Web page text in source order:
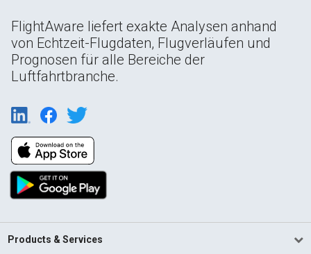
FlightAware liefert exakte Analysen anhand
von Echtzeit-Flugdaten, Flugverläufen und
Prognosen für alle Bereiche der
Luftfahrtbranche.
Products & Services